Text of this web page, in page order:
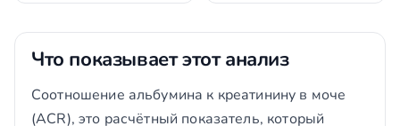
Что показывает этот анализ
Соотношение альбумина к креатинину в моче
(ACR), это расчётный показатель, который